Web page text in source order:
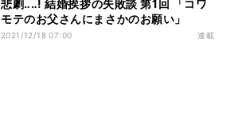
悲劇‥‥! 結婚挨拶の失敗談 第1回 「コワ
モテのお父さんにまさかのお願い」
2021/12/18 07:00 連載